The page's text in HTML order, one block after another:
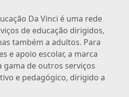
Da Vinci é uma rede
de educação dirigidos,
também a adultos. Para
e apoio escolar, a marca
gama de outros serviços
e pedagógico, dirigido a